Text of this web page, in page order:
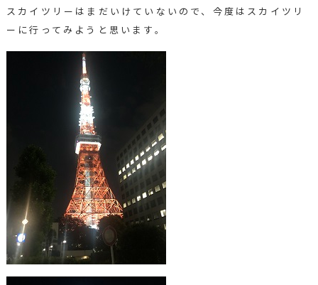
スカイツリーはまだいけていないので、今度はスカイツリ
ーに行ってみようと思います。